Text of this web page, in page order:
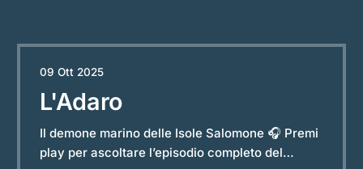
L'Adaro
Il demone marino delle Isole Salomone 🎧 Premi
play per ascoltare l’episodio completo del
09 Ott 2025